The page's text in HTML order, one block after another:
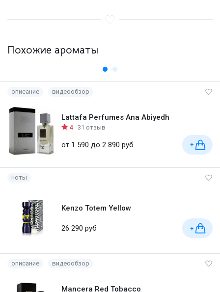
Похожие ароматы
описание видеообзор
Lattafa Perfumes Ana Abiyedh
4 31 отзыв
от 1 590 до 2 890 руб +
ноты
Kenzo Totem Yellow
26 290 руб +
описание видеообзор
Mancera Red Tobacco